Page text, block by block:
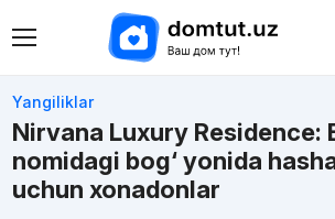
Yangiliklar
Nirvana Luxury Residence:
nomidagi bog‘ yonida
uchun xonadonlar